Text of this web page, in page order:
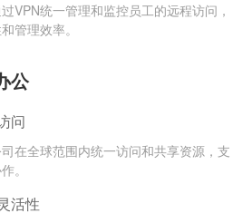
VPN统一管理和监控员工的远程访问，
管理效率。
公
问
在全球范围内统一访问和共享资源，支
。
活性